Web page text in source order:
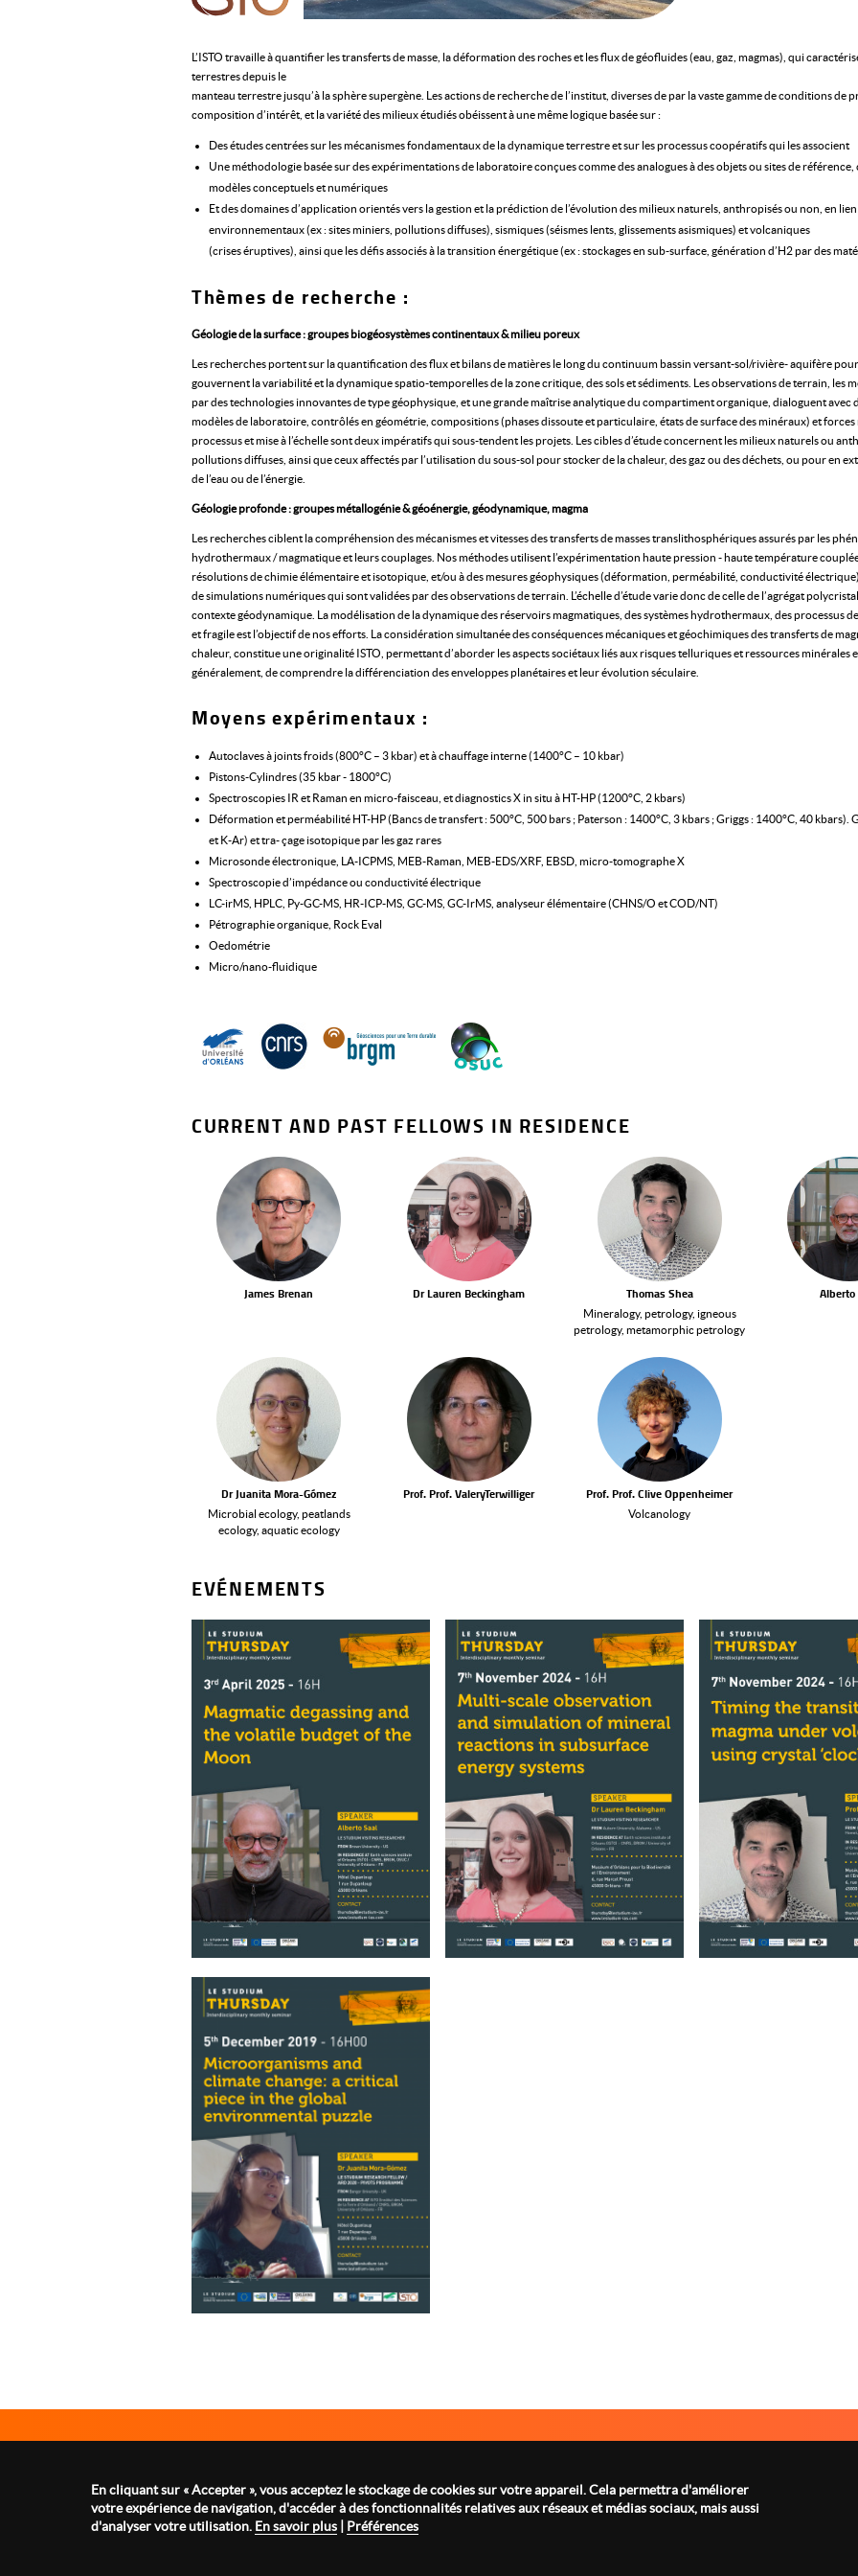
L’ISTO travaille à quantifier les transferts de masse, la déformation des roches et les flux de géofluides (eau, gaz, magmas), qui
terrestres depuis le
manteau terrestre jusqu’à la sphère supergène. Les actions de recherche de l’institut, diverses de par la vaste gamme de conditions de
composition d’intérêt, et la variété des milieux étudiés obéissent à une même logique basée sur :
Des études centrées sur les mécanismes fondamentaux de la dynamique terrestre et sur les processus coopératifs qui les associent
Une méthodologie basée sur des expérimentations de laboratoire conçues comme des analogues à des objets ou sites de
modèles conceptuels et numériques
Et des domaines d’application orientés vers la gestion et la prédiction de l’évolution des milieux naturels, anthropisés ou non, en lien
environnementaux (ex : sites miniers, pollutions diffuses), sismiques (séismes lents, glissements asismiques) et volcaniques
(crises éruptives), ainsi que les défis associés à la transition énergétique (ex : stockages en sub-surface, génération d’H2 par des
Thèmes de recherche :
Géologie de la surface : groupes biogéosystèmes continentaux & milieu poreux
Les recherches portent sur la quantification des flux et bilans de matières le long du continuum bassin versant-sol/rivière- aquifère
gouvernent la variabilité et la dynamique spatio-temporelles de la zone critique, des sols et sédiments. Les observations de terrain, les
par des technologies innovantes de type géophysique, et une grande maîtrise analytique du compartiment organique, dialoguent avec
modèles de laboratoire, contrôlés en géométrie, compositions (phases dissoute et particulaire, états de surface des minéraux) et forces
processus et mise à l’échelle sont deux impératifs qui sous-tendent les projets. Les cibles d’étude concernent les milieux naturels ou
pollutions diffuses, ainsi que ceux affectés par l’utilisation du sous-sol pour stocker de la chaleur, des gaz ou des déchets, ou pour en
de l’eau ou de l’énergie.
Géologie profonde : groupes métallogénie & géoénergie, géodynamique, magma
Les recherches ciblent la compréhension des mécanismes et vitesses des transferts de masses translithosphériques assurés par les
hydrothermaux / magmatique et leurs couplages. Nos méthodes utilisent l’expérimentation haute pression - haute température
résolutions de chimie élémentaire et isotopique, et/ou à des mesures géophysiques (déformation, perméabilité, conductivité
de simulations numériques qui sont validées par des observations de terrain. L’échelle d’étude varie donc de celle de l’agrégat
contexte géodynamique. La modélisation de la dynamique des réservoirs magmatiques, des systèmes hydrothermaux, des processus
et fragile est l’objectif de nos efforts. La considération simultanée des conséquences mécaniques et géochimiques des transferts de
chaleur, constitue une originalité ISTO, permettant d’aborder les aspects sociétaux liés aux risques telluriques et ressources minérales
généralement, de comprendre la différenciation des enveloppes planétaires et leur évolution séculaire.
Moyens expérimentaux :
Autoclaves à joints froids (800°C – 3 kbar) et à chauffage interne (1400°C – 10 kbar)
Pistons-Cylindres (35 kbar - 1800°C)
Spectroscopies IR et Raman en micro-faisceau, et diagnostics X in situ à HT-HP (1200°C, 2 kbars)
Déformation et perméabilité HT-HP (Bancs de transfert : 500°C, 500 bars ; Paterson : 1400°C, 3 kbars ; Griggs : 1400°C, 40
et K-Ar) et tra- çage isotopique par les gaz rares
Microsonde électronique, LA-ICPMS, MEB-Raman, MEB-EDS/XRF, EBSD, micro-tomographe X
Spectroscopie d’impédance ou conductivité électrique
LC-irMS, HPLC, Py-GC-MS, HR-ICP-MS, GC-MS, GC-IrMS, analyseur élémentaire (CHNS/O et COD/NT)
Pétrographie organique, Rock Eval
Oedométrie
Micro/nano-fluidique
CURRENT AND PAST FELLOWS IN RESIDENCE
James Brenan Dr Lauren Beckingham Thomas Shea
Mineralogy, petrology, igneous
petrology, metamorphic petrology
Alberto
Dr Juanita Mora-Gómez
Microbial ecology, peatlands
ecology, aquatic ecology
Prof. Prof. ValeryTerwilliger Prof. Prof. Clive Oppenheimer
Volcanology
EVÉNEMENTS
1 rue Dupanloup 45000 Orléans - FRANCE
Tel : +33 2 38 21 14 82
contact@lestudium-ias.fr
En cliquant sur « Accepter », vous acceptez le stockage de cookies sur votre appareil. Cela permettra d'améliorer
votre expérience de navigation, d'accéder à des fonctionnalités relatives aux réseaux et médias sociaux, mais aussi
d'analyser votre utilisation. En savoir plus| Préférences